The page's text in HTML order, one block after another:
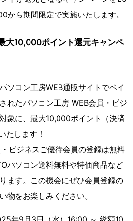
から期間限定で実施いたします。
大10,000ポイント還元キャンペ
ソコン工房WEB通販サイトでペイ
れたパソコン工房 WEB会員・ビジ
象に、最大10,000ポイント（決済
たします！
ビジネスご優待会員の登録は無料
パソコン送料無料や特価商品など
ます。この機会にぜひ会員登録の
物をお楽しみください。